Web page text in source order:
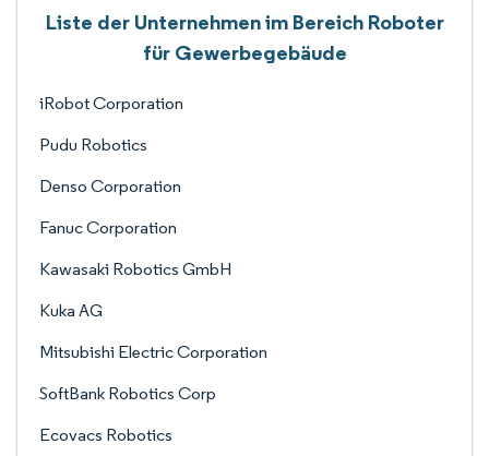
Liste der Unternehmen im Bereich Roboter
für Gewerbegebäude
iRobot Corporation
Pudu Robotics
Denso Corporation
Fanuc Corporation
Kawasaki Robotics GmbH
Kuka AG
Mitsubishi Electric Corporation
SoftBank Robotics Corp
Ecovacs Robotics